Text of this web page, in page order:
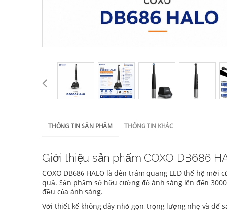
THÔNG TIN SẢN PHẨM THÔNG TIN KHÁC
Giới thiệu sản phẩm COXO DB686
COXO DB686 HALO là đèn trám quang LED thế hệ
quả. Sản phẩm sở hữu cường độ ánh sáng lên đến
đều của ánh sáng.
Với thiết kế không dây nhỏ gọn, trọng lượng nhẹ và đế